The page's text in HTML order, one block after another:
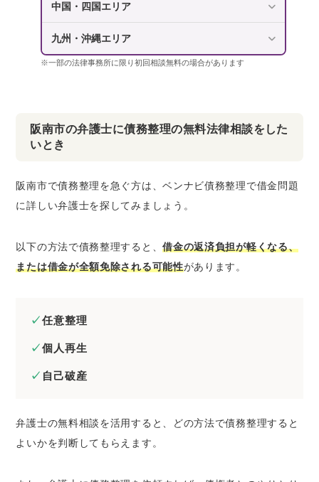
中国・四国エリア
九州・沖縄エリア
※一部の法律事務所に限り初回相談無料の場合があります
阪南市の弁護士に債務整理の無料法律相談をした
いとき
阪南市で債務整理を急ぐ方は、ベンナビ債務整理で借金問題
に詳しい弁護士を探してみましょう。
以下の方法で債務整理すると、借金の返済負担が軽くなる、
または借金が全額免除される可能性があります。
任意整理
個人再生
自己破産
弁護士の無料相談を活用すると、どの方法で債務整理すると
よいかを判断してもらえます。